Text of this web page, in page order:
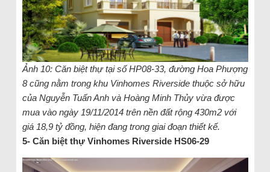
Ảnh 10: Căn biệt thự tại số HP08-33, đường Hoa Phượng
8 cũng nằm trong khu Vinhomes Riverside thuộc sở hữu
của Nguyễn Tuấn Anh và Hoàng Minh Thủy vừa được
mua vào ngày 19/11/2014 trên nền đất rộng 430m2 với
giá 18,9 tỷ đồng, hiện đang trong giai đoạn thiết kế.
5- Căn biệt thự Vinhomes Riverside HS06-29